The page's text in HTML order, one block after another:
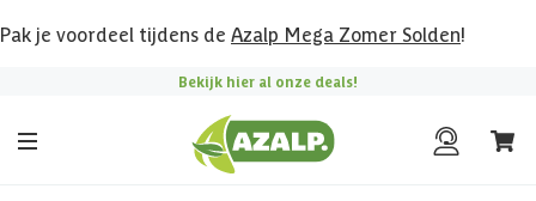
Pak je voordeel tijdens de Azalp Mega Zomer Solden!
Bekijk hier al onze deals!